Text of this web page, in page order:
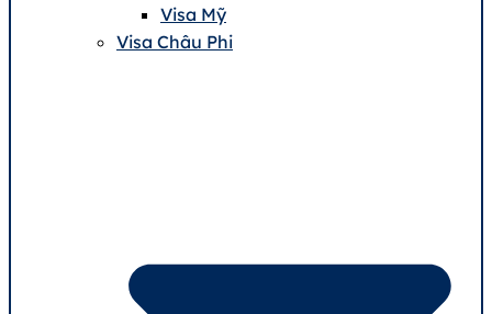
Visa Mỹ
Visa Châu Phi